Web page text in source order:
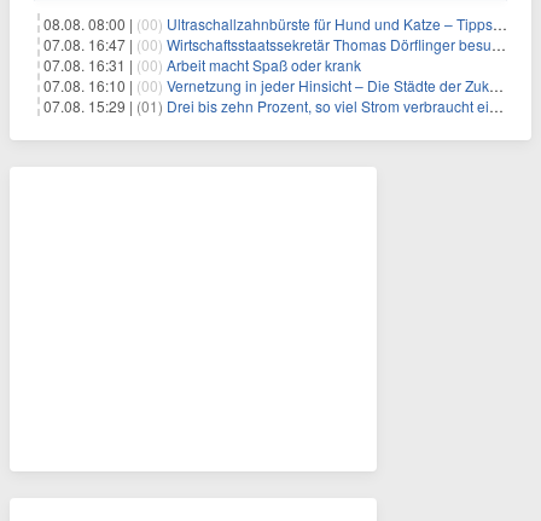
08.08. 08:00 | (00) Ultraschallzahnbürste für Hund und Katze – Tipps zur erfolgreichen Eingewöhnung
07.08. 16:47 | (00) Wirtschaftsstaatssekretär Thomas Dörflinger besucht Handwerksbetrieb im Kammerbezirk Freiburg
07.08. 16:31 | (00) Arbeit macht Spaß oder krank
07.08. 16:10 | (00) Vernetzung in jeder Hinsicht – Die Städte der Zukunft sind grün-blau
07.08. 15:29 | (01) Drei bis zehn Prozent, so viel Strom verbraucht ein Aufzug im Gebäude